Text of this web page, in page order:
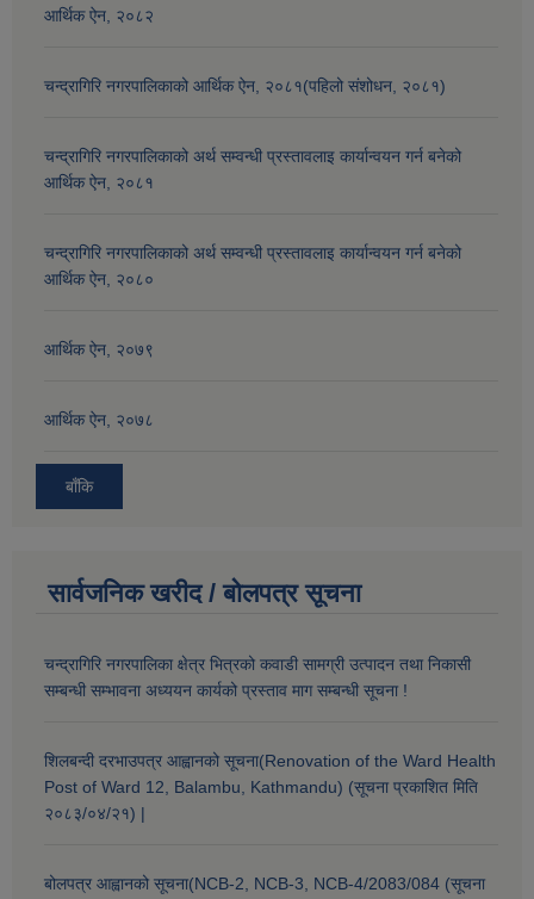
आर्थिक ऐन, २०८२
चन्द्रागिरि नगरपालिकाको आर्थिक ऐन, २०८१(पहिलो संशोधन, २०८१)
चन्द्रागिरि नगरपालिकाको अर्थ सम्वन्धी प्रस्तावलाइ कार्यान्वयन गर्न बनेको
आर्थिक ऐन, २०८१
चन्द्रागिरि नगरपालिकाको अर्थ सम्वन्धी प्रस्तावलाइ कार्यान्वयन गर्न बनेको
आर्थिक ऐन, २०८०
आर्थिक ऐन, २०७९
आर्थिक ऐन, २०७८
बाँकि
सार्वजनिक खरीद / बोलपत्र सूचना
चन्द्रागिरि नगरपालिका क्षेत्र भित्रको कवाडी सामग्री उत्पादन तथा निकासी
सम्बन्धी सम्भावना अध्ययन कार्यको प्रस्ताव माग सम्बन्धी सूचना !
शिलबन्दी दरभाउपत्र आह्वानको सूचना(Renovation of the Ward Health
Post of Ward 12, Balambu, Kathmandu) (सूचना प्रकाशित मिति
२०८३/०४/२१) |
बोलपत्र आह्वानको सूचना(NCB-2, NCB-3, NCB-4/2083/084 (सूचना